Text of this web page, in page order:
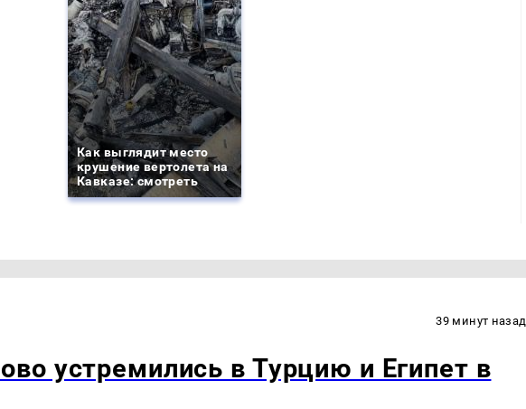
Как выглядит место
крушение вертолета на
Кавказе: смотреть
39 минут назад
устремились в Турцию и Египет в